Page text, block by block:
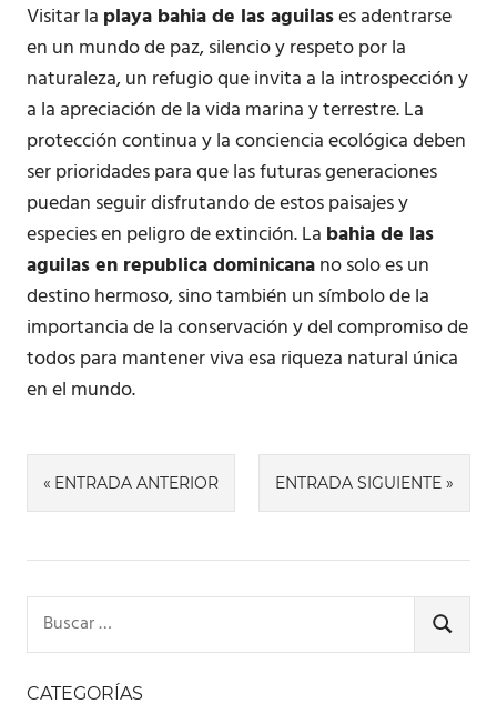
Visitar la playa bahia de las aguilases adentrarse
en un mundo de paz, silencio y respeto por la
naturaleza, un refugio que invita a la introspección y
a la apreciación de la vida marina y terrestre. La
protección continua y la conciencia ecológica deben
ser prioridades para que las futuras generaciones
puedan seguir disfrutando de estos paisajes y
especies en peligro de extinción. La bahia de las
aguilas en republica dominicanano solo es un
destino hermoso, sino también un símbolo de la
importancia de la conservación y del compromiso de
todos para mantener viva esa riqueza natural única
en el mundo.
Navegación
de
entradas
ENTRADA ANTERIOR ENTRADA SIGUIENTE
BUSCAR
CATEGORÍAS